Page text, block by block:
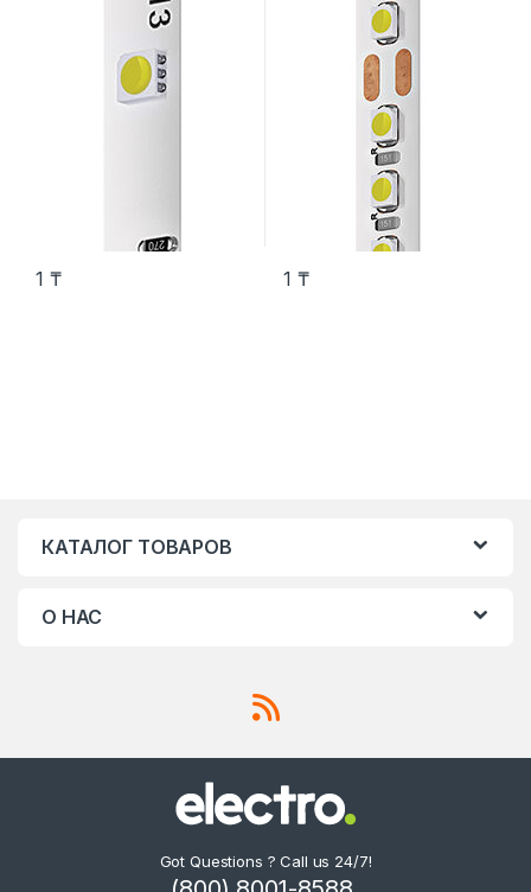
1 ₸ 1 ₸
КАТАЛОГ ТОВАРОВ
О НАС
Got Questions ? Call us 24/7!